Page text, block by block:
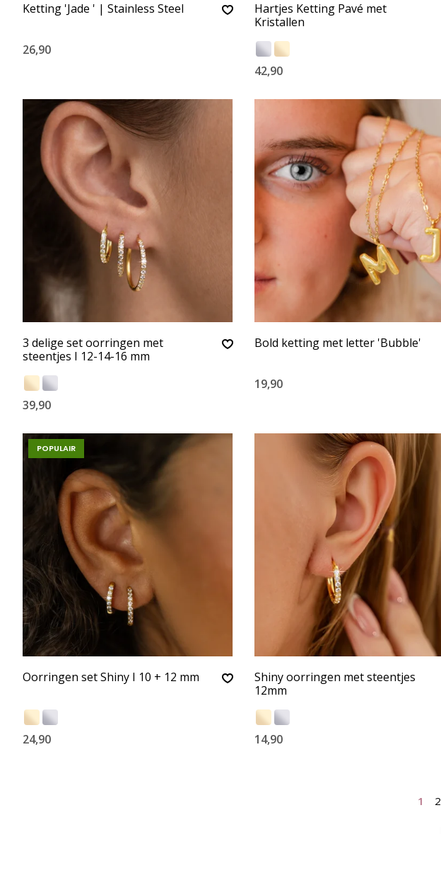
Ketting 'Jade ' | Stainless Steel
26,90
Hartjes Ketting Pavé met
Kristallen
42,90
3 delige set oorringen met
steentjes I 12-14-16 mm
39,90
Bold ketting met letter 'Bubble'
19,90
POPULAIR
Oorringen set Shiny I 10 + 12 mm
24,90
Shiny oorringen met steentjes
12mm
14,90
1 2